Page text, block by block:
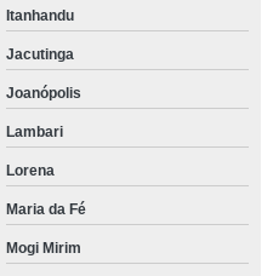
Itanhandu
Jacutinga
Joanópolis
Lambari
Lorena
Maria da Fé
Mogi Mirim